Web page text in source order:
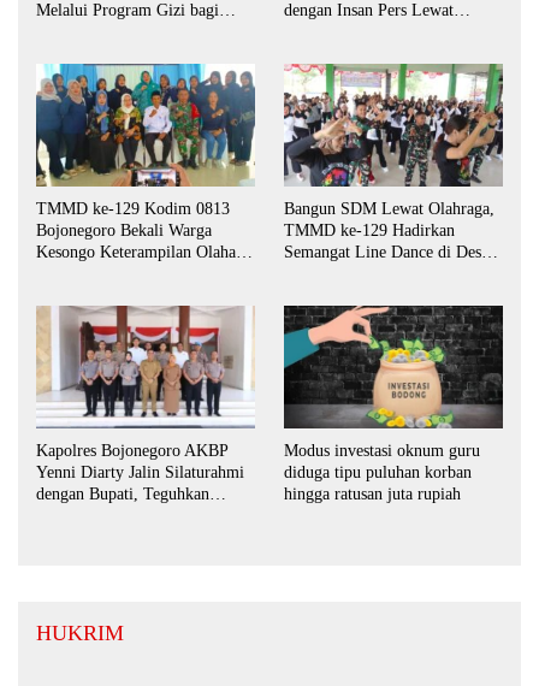
Melalui Program Gizi bagi
dengan Insan Pers Lewat
TMMD ke-129 Kodim 0813
Bojonegoro Bekali Warga
Kesongo Keterampilan Olahan
Bangun SDM Lewat Olahraga,
TMMD ke-129 Hadirkan
Semangat Line Dance di Desa
Kapolres Bojonegoro AKBP
Yenni Diarty Jalin Silaturahmi
dengan Bupati, Teguhkan
Modus investasi oknum guru
diduga tipu puluhan korban
hingga ratusan juta rupiah
HUKRIM